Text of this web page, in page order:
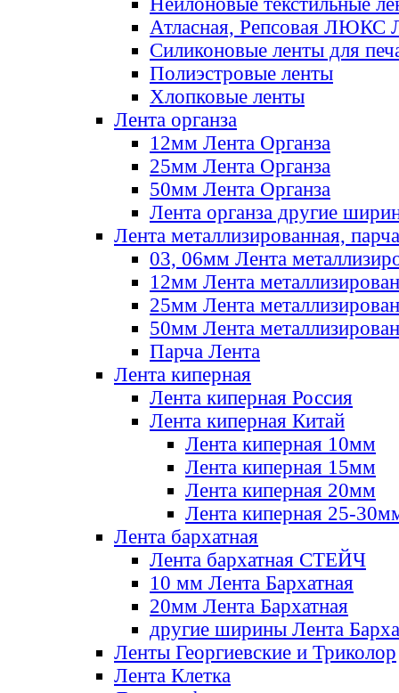
Атласная, Репсовая ЛЮКС
Силиконовые ленты для
Полиэстровые ленты
Хлопковые ленты
Лента органза
12мм Лента Органза
25мм Лента Органза
50мм Лента Органза
Лента органза другие
Лента металлизированная, парча
03, 06мм Лента
12мм Лента
25мм Лента
50мм Лента
Парча Лента
Лента киперная
Лента киперная Россия
Лента киперная Китай
Лента киперная 10мм
Лента киперная 15мм
Лента киперная 20мм
Лента киперная 25-
Лента бархатная
Лента бархатная СТЕЙЧ
10 мм Лента Бархатная
20мм Лента Бархатная
другие ширины Лента
Ленты Георгиевские и Триколор
Лента Клетка